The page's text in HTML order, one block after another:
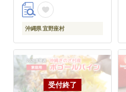
グ 大きい 希少 贈り物
ビタミン おすすめ 贅沢
栄養価 国産 沖縄県 人
沖縄県 宜野座村